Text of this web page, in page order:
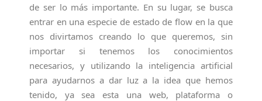
de ser lo más importante. En su lugar, se busca
entrar en una especie de estado de flow en la que
nos divirtamos creando lo que queremos, sin
importar si tenemos los conocimientos
necesarios, y utilizando la inteligencia artificial
para ayudarnos a dar luz a la idea que hemos
tenido, ya sea esta una web, plataforma o